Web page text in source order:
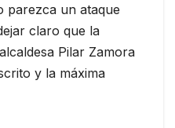
parezca un ataque
claro que la
Pilar Zamora
y la máxima